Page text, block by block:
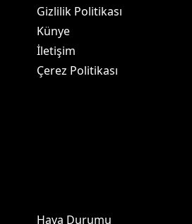
Gizlilik Politikası
Künye
İletişim
Çerez Politikası
Hava Durumu